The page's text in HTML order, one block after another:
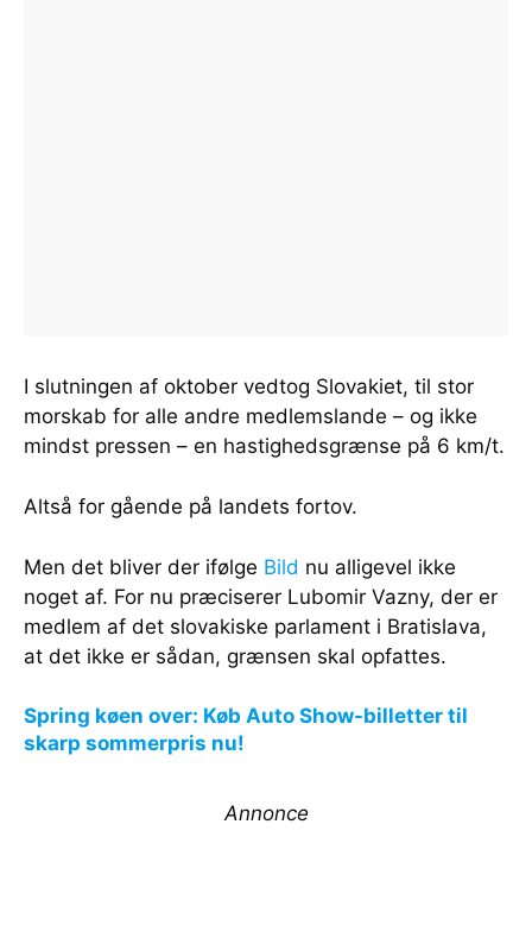
I slutningen af oktober vedtog Slovakiet, til stor
morskab for alle andre medlemslande – og ikke
mindst pressen – en hastighedsgrænse på 6 km/t.
Altså for gående på landets fortov.
Men det bliver der ifølge Bild nu alligevel ikke
noget af. For nu præciserer Lubomir Vazny, der er
medlem af det slovakiske parlament i Bratislava,
at det ikke er sådan, grænsen skal opfattes.
Spring køen over: Køb Auto Show-billetter til
skarp sommerpris nu!
Annonce